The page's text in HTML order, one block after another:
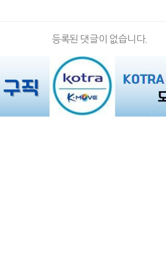
등록된 댓글이 없습니다.